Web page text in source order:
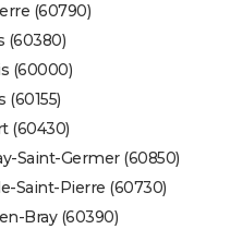
(60790)
(60380)
(60000)
(60155)
(60430)
Saint-Germer (60850)
Saint-Pierre (60730)
Bray (60390)